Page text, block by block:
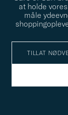
at holde
måle
TILLAT
© Care of